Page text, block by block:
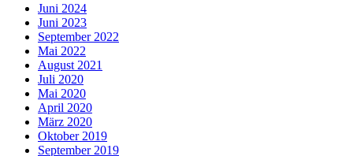
Juni 2024
Juni 2023
September 2022
Mai 2022
August 2021
Juli 2020
Mai 2020
April 2020
März 2020
Oktober 2019
September 2019